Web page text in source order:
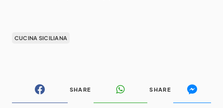
CUCINA SICILIANA
SHARE SHARE